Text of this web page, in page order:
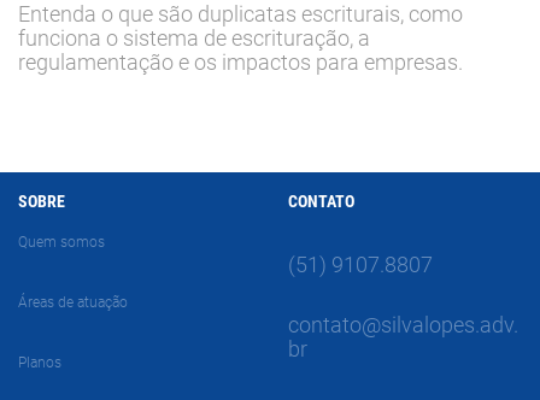
Entenda o que são duplicatas escriturais, como
funciona o sistema de escrituração, a
regulamentação e os impactos para empresas.
SOBRE
Quem somos
Áreas de atuação
Planos
CONTATO
(51) 9107.8807
contato@silvalopes.adv.
br